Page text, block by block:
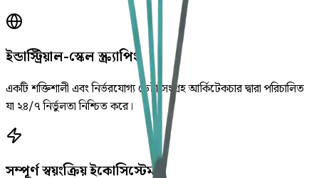
ইন্ডাস্ট্রিয়াল-স্কেল স্ক্র্যাপিং
একটি শক্তিশালী এবং নির্ভরযোগ্য ডেটা সংগ্রহ আর্কিটেকচার দ্বারা পরিচালিত
যা ২৪/৭ নির্ভুলতা নিশ্চিত করে।
সম্পূর্ণ স্বয়ংক্রিয় ইকোসিস্টেম